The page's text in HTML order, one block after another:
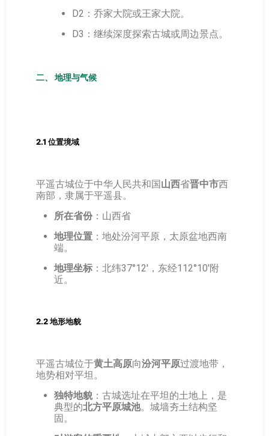
D2：乔家大院或王家大院。
D3：继续深度探索古城或周边景点。
二、 地理与气候
2.1 位置境域
平遥古城位于中华人民共和国 山西省晋中市西
南部，隶属于平遥县。
所在省份：山西省
地理位置 ：地处汾河平原，太原盆地西南
端。
地理坐标 ：北纬37°12′，东经112°10′附
近。
2.2 地形地貌
平遥古城位于黄土高原向汾河平原过渡地带，
地势相对平坦。
独特地貌：古城选址在平坦的土地上，是
典型的北方平原城池。城墙夯土结构坚
固。